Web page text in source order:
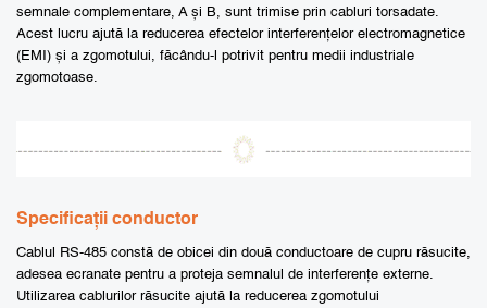
semnale complementare, A și B, sunt trimise prin cabluri torsadate.
Acest lucru ajută la reducerea efectelor interferențelor electromagnetice
(EMI) și a zgomotului, făcându-l potrivit pentru medii industriale
zgomotoase.
Specificații conductor
Cablul RS-485 constă de obicei din două conductoare de cupru răsucite,
adesea ecranate pentru a proteja semnalul de interferențe externe.
Utilizarea cablurilor răsucite ajută la reducerea zgomotului